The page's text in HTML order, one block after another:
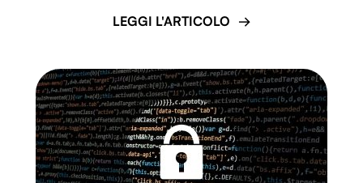
LEGGI L'ARTICOLO